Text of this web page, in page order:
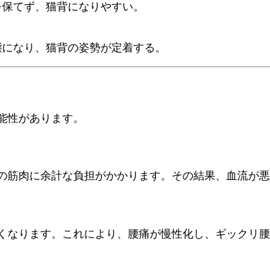
てず、猫背になりやすい。
なり、猫背の姿勢が定着する。
があります。
肉に余計な負担がかかります。その結果、血流が
ります。これにより、腰痛が慢性化し、ギックリ腰